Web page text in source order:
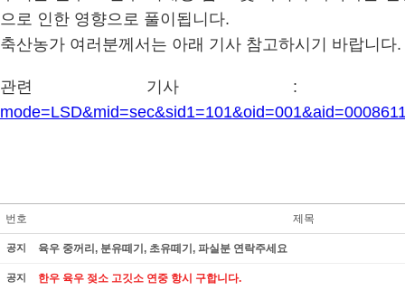
으로 인한 영향으로 풀이됩니다.
축산농가 여러분께서는 아래 기사 참고하시기 바랍니다.
관련 기사
번호 제목
공지 육우 중꺼리, 분유떼기, 초유떼기, 파실분 연락주세요
공지 한우 육우 젖소 고깃소 연중 항시 구합니다.